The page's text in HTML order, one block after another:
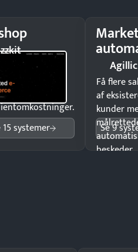
24/7 til
hele landet
15 systemer
Agillic
Få flere
af
kunder
beskeder.
Se 9